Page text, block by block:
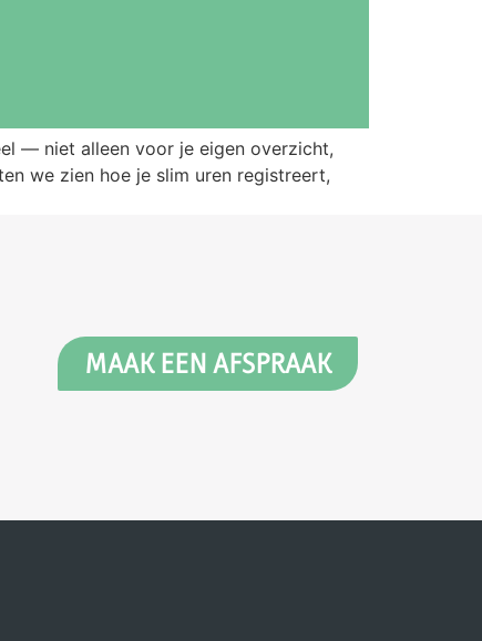
— niet alleen voor je eigen overzicht,
we zien hoe je slim uren registreert,
MAAK EEN AFSPRAAK